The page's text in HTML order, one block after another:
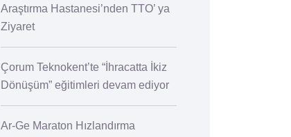
Araştırma Hastanesi’nden TTO’ ya
Ziyaret
Çorum Teknokent’te “İhracatta İkiz
Dönüşüm” eğitimleri devam ediyor
Ar-Ge Maraton Hızlandırma